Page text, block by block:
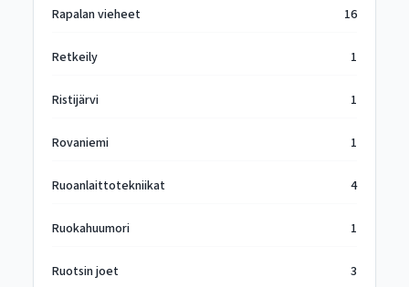
Rapalan vieheet 16
Retkeily 1
Ristijärvi 1
Rovaniemi 1
Ruoanlaittotekniikat 4
Ruokahuumori 1
Ruotsin joet 3